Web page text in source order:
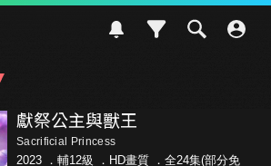
獻祭公主與獸王
Sacrificial Princess
2023 ． 輔12級
．HD畫質 ．全24集(部分免